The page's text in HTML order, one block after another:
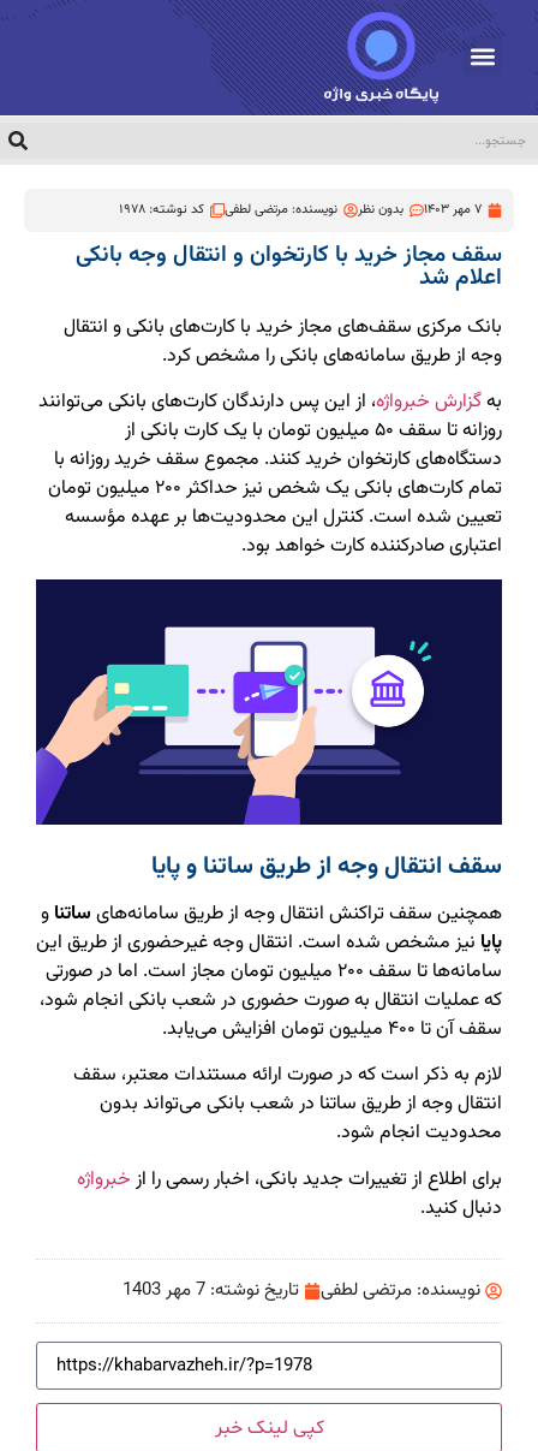
7 مهر 1403 بدون نظر نویسنده:مرتضی لطفی کد نوشته: 1978
سقف مجاز خرید با کارتخوان و انتقال وجه بانکی
اعلام شد
بانک مرکزی سقف‌های مجاز خرید با کارت‌های بانکی و انتقال
وجه از طریق سامانه‌های بانکی را مشخص کرد.
بهگزارش خبرواژه، از این پس دارندگان کارت‌های بانکی می‌توانند
روزانه تا سقف ۵۰ میلیون تومان با یک کارت بانکی از
دستگاه‌های کارتخوان خرید کنند. مجموع سقف خرید روزانه با
تمام کارت‌های بانکی یک شخص نیز حداکثر ۲۰۰ میلیون تومان
تعیین شده است. کنترل این محدودیت‌ها بر عهده مؤسسه
اعتباری صادرکننده کارت خواهد بود.
سقف انتقال وجه از طریق ساتنا و پایا
همچنین سقف تراکنش انتقال وجه از طریق سامانه‌های ساتنا و
پایا نیز مشخص شده است. انتقال وجه غیرحضوری از طریق این
سامانه‌ها تا سقف ۲۰۰ میلیون تومان مجاز است. اما در صورتی
که عملیات انتقال به صورت حضوری در شعب بانکی انجام شود،
سقف آن تا ۴۰۰ میلیون تومان افزایش می‌یابد.
لازم به ذکر است که در صورت ارائه مستندات معتبر، سقف
انتقال وجه از طریق ساتنا در شعب بانکی می‌تواند بدون
محدودیت انجام شود.
برای اطلاع از تغییرات جدید بانکی، اخبار رسمی را از خبرواژه
دنبال کنید.
نویسنده: مرتضی لطفی تاریخ نوشته: 7 مهر 1403
کپی لینک خبر